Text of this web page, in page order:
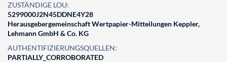
ZUSTÄNDIGE LOU:
5299000J2N45DDNE4Y28
Herausgebergemeinschaft Wertpapier-Mitteilungen Keppler,
Lehmann GmbH & Co. KG
AUTHENTIFIZIERUNGSQUELLEN:
PARTIALLY_CORROBORATED